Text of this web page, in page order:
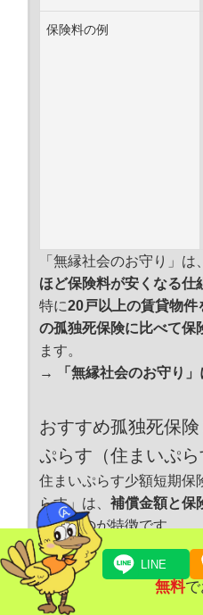
保険料の例
「無縁社会のお守り」は、
ほど保険料が安くなる仕
特に20戸以上の賃貸物件
の孤独死保険に比べて保
ます。
→ 「無縁社会のお守り」
おすすめ孤独死保
ぷらす（住まいぷら
住まいぷらす少額短期保
らす」は、 補償金額と保
選べるのが特徴です。
家賃保証
LINE
無料で